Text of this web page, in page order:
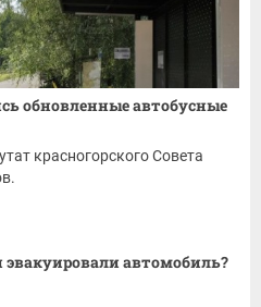
обновленные автобусные
красногорского Совета
эвакуировали автомобиль?